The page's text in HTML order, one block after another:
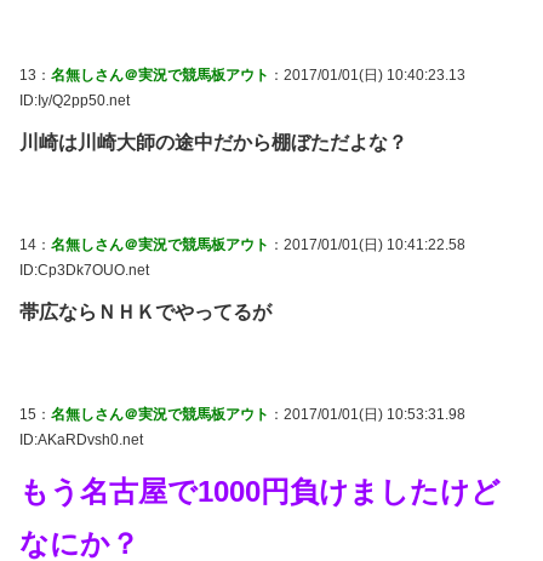
13： 名無しさん＠実況で競馬板アウト ：2017/01/01(日) 10:40:23.13
ID:Iy/Q2pp50.net
川崎は川崎大師の途中だから棚ぼただよな？
14： 名無しさん＠実況で競馬板アウト ：2017/01/01(日) 10:41:22.58
ID:Cp3Dk7OUO.net
帯広ならＮＨＫでやってるが
15： 名無しさん＠実況で競馬板アウト ：2017/01/01(日) 10:53:31.98
ID:AKaRDvsh0.net
もう名古屋で1000円負けましたけど
なにか？